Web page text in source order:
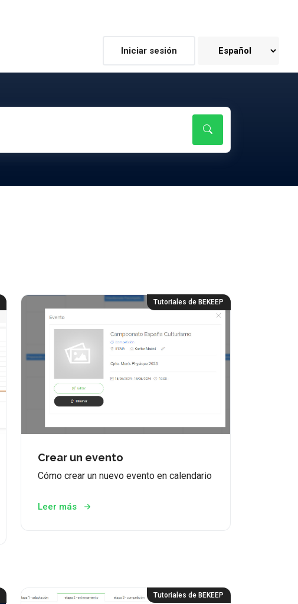
Iniciar sesión
Tutoriales de BEKEEP
Crear un evento
Cómo crear un nuevo evento en calendario
Leer más
Tutoriales de BEKEEP